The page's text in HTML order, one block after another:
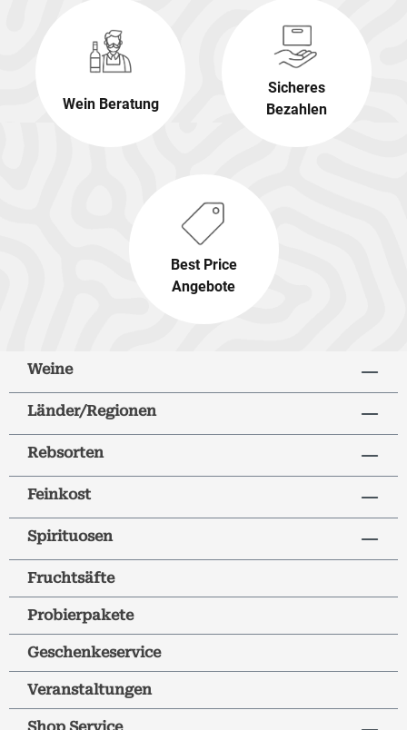
Wein Beratung
Sicheres
Bezahlen
Best Price
Angebote
Weine
Länder/Regionen
Rebsorten
Feinkost
Spirituosen
Fruchtsäfte
Probierpakete
Geschenkeservice
Veranstaltungen